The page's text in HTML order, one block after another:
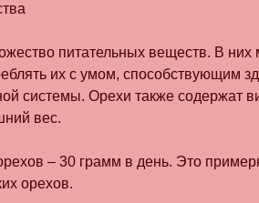
питательных веществ. В них
их с умом, способствующим
системы. Орехи также содержат
вес.
– 30 грамм в день. Это
орехов.